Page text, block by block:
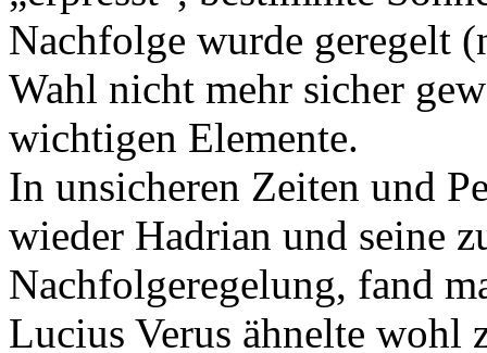
Nachfolge wurde geregelt
Wahl nicht mehr sicher
wichtigen Elemente.
In unsicheren Zeiten und
wieder Hadrian und seine
Nachfolgeregelung, fand
Lucius Verus ähnelte wohl